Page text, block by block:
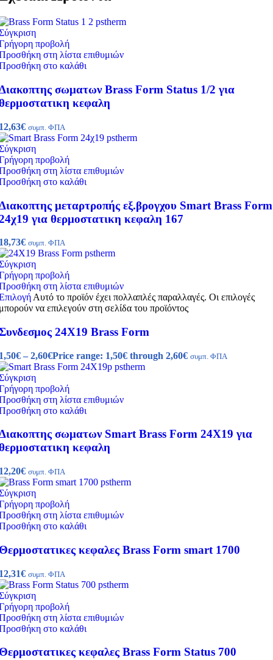
προβολή
στη λίστα επιθυμιών
στο καλάθι
σωματων Brass Form Status 1/2 για
κεφαλη
€ συμπ. ΦΠΑ
προβολή
στη λίστα επιθυμιών
στο καλάθι
μεταρτροπής εξ.βρογχου Smart Brass Form
για θερμοστατικη κεφαλη 167
€ συμπ. ΦΠΑ
προβολή
στη λίστα επιθυμιών
Αυτό το προϊόν έχει πολλαπλές παραλλαγές. Οι επιλογές
να επιλεγούν στη σελίδα του προϊόντος
24X19 Brass Form
€ – 2,60€Price range: 1,50€ through 2,60€ συμπ. ΦΠΑ
προβολή
στη λίστα επιθυμιών
στο καλάθι
σωματων Smart Brass Form 24Χ19 για
κεφαλη
€ συμπ. ΦΠΑ
προβολή
στη λίστα επιθυμιών
στο καλάθι
κεφαλες Brass Form smart 1700
€ συμπ. ΦΠΑ
προβολή
στη λίστα επιθυμιών
στο καλάθι
κεφαλες Brass Form Status 700